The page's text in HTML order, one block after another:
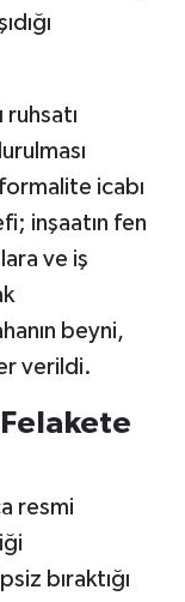
icabı
inşaatın fen
ve iş
beyni,
verildi.
resmi
bıraktığı